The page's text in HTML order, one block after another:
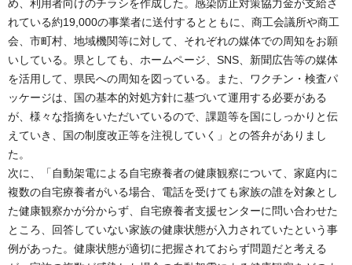
め、利用者向けのチラシを作成した。感染防止対策協力金が支給さ
れている約19,000の事業者に送付するとともに、商工会議所や商工
会、市町村、地域機関等に対して、それぞれの媒体での周知をお願
いしている。県としても、ホームページ、SNS、新聞広告等の媒体
を活用して、県民への周知を図っている。また、ワクチン・検査パ
ッケージは、国の基本的対処方針に基づいて運用する必要がある
が、様々な指摘をいただいているので、課題等を国にしっかりと伝
えていき、国の制度改正等を注視していく」との答弁がありまし
た。
次に、「自動架電による自宅療養者の健康観察について、家庭内に
複数の自宅療養者がいる場合、電話を受けても家族の誰を対象とし
た健康観察かが分からず、自宅療養者支援センターに問い合わせた
ところ、回答していない家族の健康状態が入力されていたという事
例があった。健康状態が適切に把握されておらず問題だと考える